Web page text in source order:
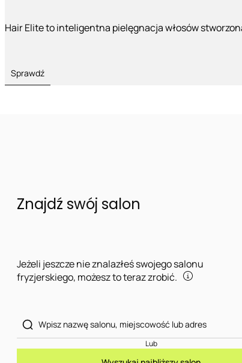
Hair Elite to inteligentna pielęgnacja włosów
Sprawdź
Znajdź swój salon
Jeżeli jeszcze nie znalazłeś swojego salonu
fryzjerskiego, możesz to teraz zrobić.
Lub